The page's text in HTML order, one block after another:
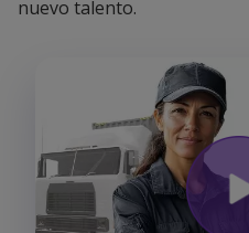
nuevo talento.